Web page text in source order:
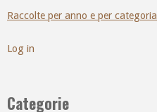
Raccolte per anno e per categoria
Log in
Categorie